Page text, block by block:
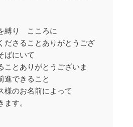
縛り こころに
ださることありがとうござ
ばにいて
ことありがとうございま
進できること
のお名前によって
す。